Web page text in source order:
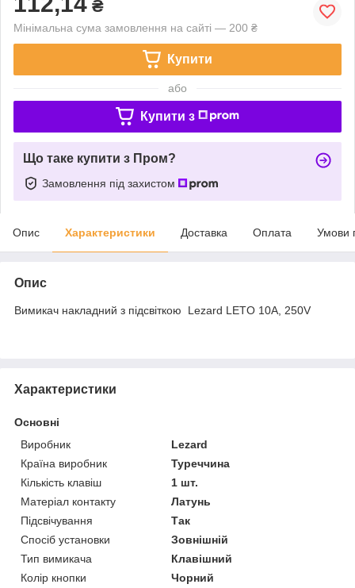
₴
Мінімальна сума замовлення на сайті — 200 ₴
Купити
або
Купити з
Що таке купити з Пром?
Замовлення під захистом
Опис Характеристики Доставка Оплата Умови
Опис
Вимикач накладний з підсвіткою Lezard LETO 10A, 250V
Характеристики
Основні
Виробник
Lezard
Країна виробник
Туреччина
Кількість клавіш
1 шт.
Матеріал контакту
Латунь
Підсвічування
Так
Спосіб установки
Зовнішній
Тип вимикача
Клавішний
Колір кнопки
Чорний